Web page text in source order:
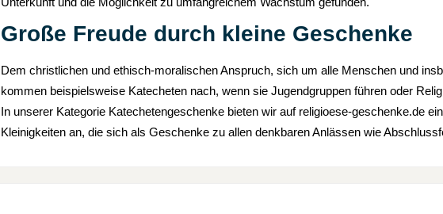
Große Freude durch kleine Geschenke
Dem christlichen und ethisch-moralischen Anspruch, sich um alle Menschen und
kommen beispielsweise Katecheten nach, wenn sie Jugendgruppen führen oder
In unserer Kategorie Katechetengeschenke bieten wir auf religioese-geschenke.de
Kleinigkeiten an, die sich als Geschenke zu allen denkbaren Anlässen wie